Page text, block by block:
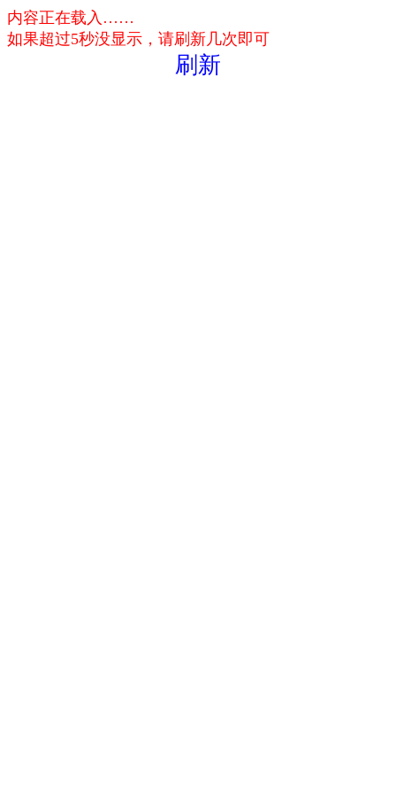
内容正在载入……
如果超过5秒没显示，请刷新几次即可
刷新